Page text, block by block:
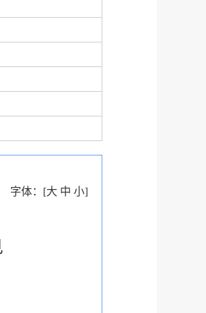
字体： [大 中 小]